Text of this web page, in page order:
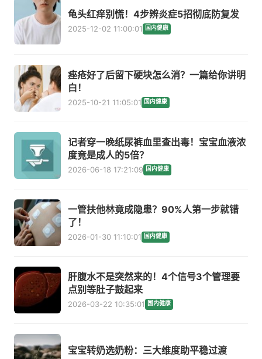
龟头红痒别慌！4步辨炎症5招彻底防复发
2025-12-02 11:00:01 国内健康
痤疮好了后留下硬块怎么消？一篇给你讲明
白！
2025-10-21 11:05:01 国内健康
记者穿一晚纸尿裤血里查出毒！宝宝血液浓
度竟是成人的5倍？
2026-06-18 17:21:09 国内健康
一管扶他林竟成隐患？90%人第一步就错
了！
2026-01-30 11:10:01 国内健康
肝腹水不是突然来的！4个信号3个管理要
点别等肚子鼓起来
2026-03-22 10:35:01 国内健康
宝宝转奶选奶粉：三大维度助平稳过渡